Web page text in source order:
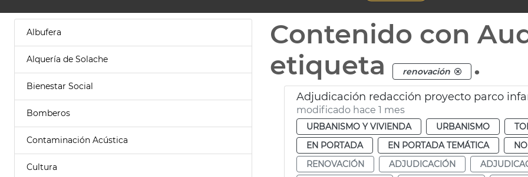
Albufera
Alquería de Solache
Bienestar Social
Bomberos
Contaminación Acústica
Cultura
Contenido con
etiqueta
renovación .
Adjudicación redacción proyecto parco
modificado hace 1 mes
URBANISMO Y VIVIENDA URBANISMO
EN PORTADA
EN PORTADA TEMÁTICA
RENOVACIÓN
ADJUDICACIÓN